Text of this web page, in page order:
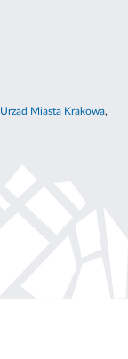
Urząd Miasta Krakowa,